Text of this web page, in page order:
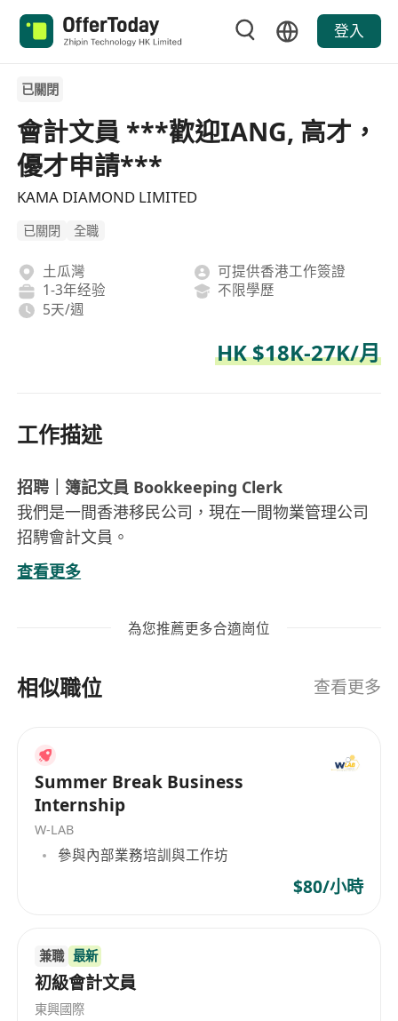
登入
已關閉
會計文員 ***歡迎IANG, 高才，
優才申請***
KAMA DIAMOND LIMITED
已關閉 全職
土瓜灣
可提供香港工作簽證
1-3年经验
不限學歷
5天/週
HK $18K-27K/月
工作描述
招聘｜簿記文員 Bookkeeping Clerk
我們是一間香港移民公司，現在一間物業管理公司
招騁會計文員。
*** 若最終能應徵成功，本公司將會收取續簽費用
***
處理日常會計帳目、入帳、對賬
協助月結報表及財務報告
要求：
學士學位或以上程度，主修會計、財務或相關學
科優先
細心、負責任、有條理
有良好中英文書寫及溝通能力
GEP（一般就業政策）
QMAS（優才計劃）
工作地點：土瓜灣
查看更多
為您推薦更多合適崗位
相似職位 查看更多
Summer Break Business
Internship
W-LAB
參與內部業務培訓與工作坊
$80/小時
兼職 最新
初級會計文員
東興國際